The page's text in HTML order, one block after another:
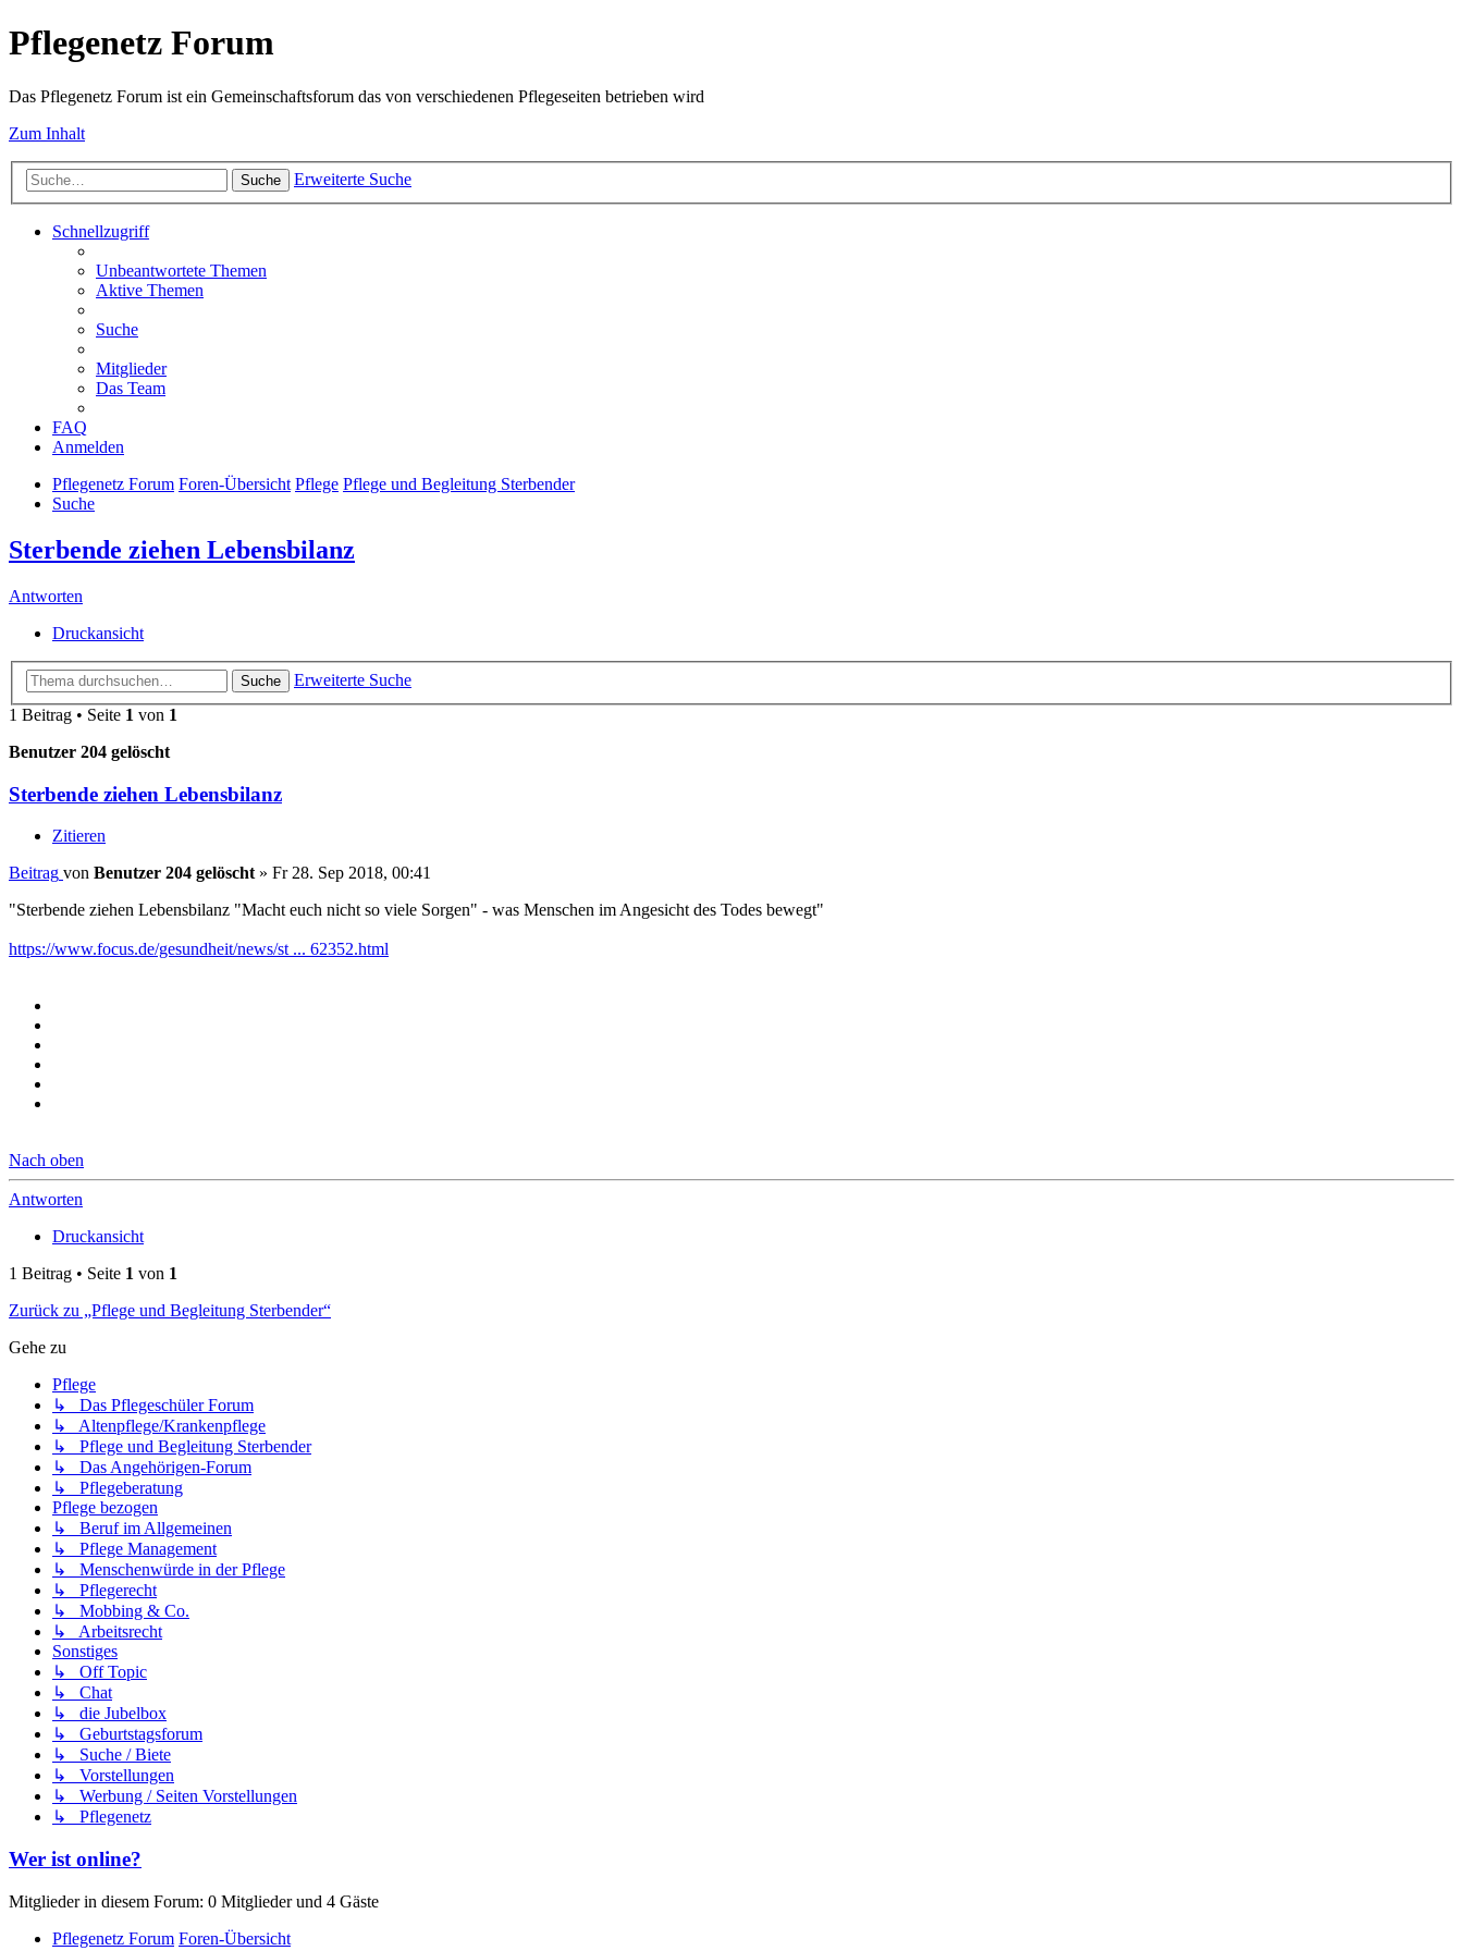
Pflegenetz Forum
Das Pflegenetz Forum ist ein Gemeinschaftsforum das von verschiedenen Pflegeseiten betrieben wird
Zum Inhalt
Suche Erweiterte Suche
Schnellzugriff
Unbeantwortete Themen
Aktive Themen
Suche
Mitglieder
Das Team
FAQ
Anmelden
Pflegenetz Forum Foren-Übersicht Pflege Pflege und Begleitung Sterbender
Suche
Sterbende ziehen Lebensbilanz
Antworten
Druckansicht
Suche
Erweiterte Suche
1 Beitrag • Seite 1 von 1
Benutzer 204 gelöscht
Sterbende ziehen Lebensbilanz
Zitieren
Beitrag von Benutzer 204 gelöscht » Fr 28. Sep 2018, 00:41
"Sterbende ziehen Lebensbilanz "Macht euch nicht so viele Sorgen" - was Menschen im Angesicht des Todes bewegt"
https://www.focus.de/gesundheit/news/st ... 62352.html
Nach oben
Antworten
Druckansicht
1 Beitrag • Seite 1 von 1
Zurück zu „Pflege und Begleitung Sterbender“
Gehe zu
Pflege
↳ Das Pflegeschüler Forum
↳ Altenpflege/Krankenpflege
↳ Pflege und Begleitung Sterbender
↳ Das Angehörigen-Forum
↳ Pflegeberatung
Pflege bezogen
↳ Beruf im Allgemeinen
↳ Pflege Management
↳ Menschenwürde in der Pflege
↳ Pflegerecht
↳ Mobbing & Co.
↳ Arbeitsrecht
Sonstiges
↳ Off Topic
↳ Chat
↳ die Jubelbox
↳ Geburtstagsforum
↳ Suche / Biete
↳ Vorstellungen
↳ Werbung / Seiten Vorstellungen
↳ Pflegenetz
Wer ist online?
Mitglieder in diesem Forum: 0 Mitglieder und 4 Gäste
Pflegenetz Forum Foren-Übersicht